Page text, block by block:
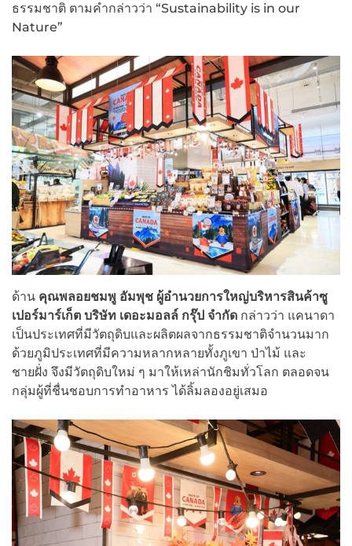
ธรรมชาติ ตามคำกล่าวว่า “Sustainability is in our
Nature”
ด้าน คุณพลอยชมพู อัมพุช ผู้อำนวยการใหญ่บริหารสินค้าซู
เปอร์มาร์เก็ต บริษัท เดอะมอลล์ กรุ๊ป จำกัด กล่าวว่า แคนาดา
เป็นประเทศที่มีวัตถุดิบและผลิตผลจากธรรมชาติจำนวนมาก
ด้วยภูมิประเทศที่มีความหลากหลายทั้งภูเขา ป่าไม้ และ
ชายฝั่ง จึงมีวัตถุดิบใหม่ ๆ มาให้เหล่านักชิมทั่วโลก ตลอดจน
กลุ่มผู้ที่ชื่นชอบการทำอาหาร ได้ลิ้มลองอยู่เสมอ